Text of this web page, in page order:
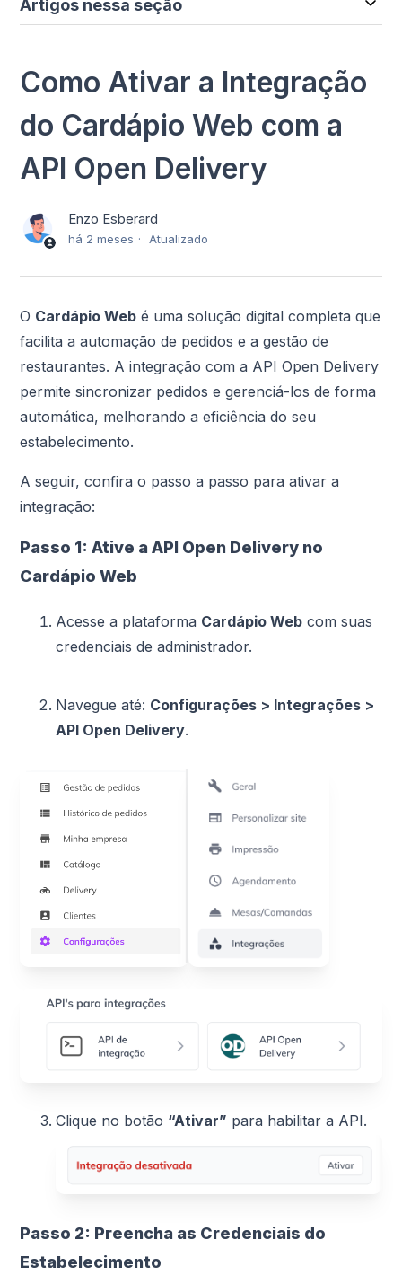
Artigos nessa seção
Como Ativar a Integração
do Cardápio Web com a
API Open Delivery
Enzo Esberard
há 2 meses Atualizado
O Cardápio Web é uma solução digital completa que
facilita a automação de pedidos e a gestão de
restaurantes. A integração com a API Open Delivery
permite sincronizar pedidos e gerenciá-los de forma
automática, melhorando a eficiência do seu
estabelecimento.
A seguir, confira o passo a passo para ativar a
integração:
Passo 1: Ative a API Open Delivery no
Cardápio Web
Acesse a plataforma Cardápio Web com suas
credenciais de administrador.
Navegue até: Configurações > Integrações >
API Open Delivery.
Clique no botão “Ativar” para habilitar a API.
Passo 2: Preencha as Credenciais do
Estabelecimento